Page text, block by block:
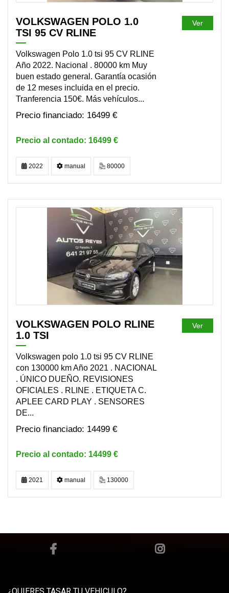
VOLKSWAGEN POLO 1.0
TSI 95 CV RLINE
Volkswagen Polo 1.0 tsi 95 CV RLINE
Año 2022. Nacional . 80000 km Muy
buen estado general. Garantía ocasión
de 12 meses incluida en el precio.
Tranferencia 150€. Más vehículos...
16499 €
16499 €
Ver
2022 manual 80000
DISPONIBLE
VOLKSWAGEN POLO RLINE
1.0 TSI
Volkswagen polo 1.0 tsi 95 CV RLINE
con 130000 km Año 2021 . NACIONAL
. ÚNICO DUEÑO. REVISIONES
OFICIALES . RLINE . ETIQUETA C.
APLEE CARD PLAY . SENSORES
DE...
14499 €
14499 €
Ver
2021 manual 130000